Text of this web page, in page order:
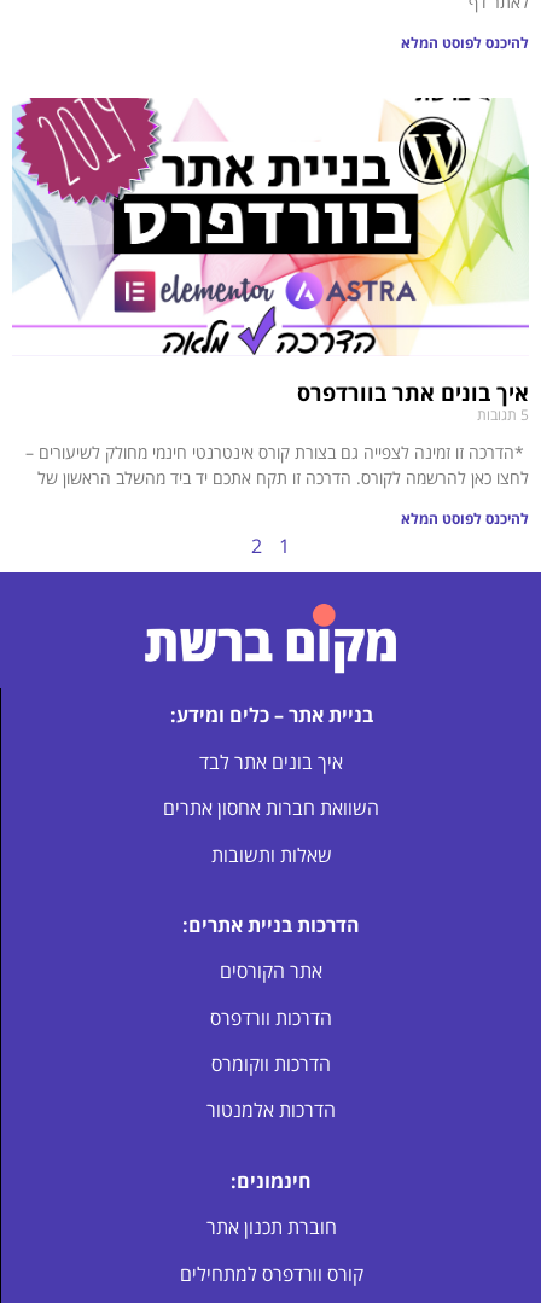
להיכנס לפוסט המלא
איך בונים אתר בוורדפרס
5 תגובות
*הדרכה זו זמינה לצפייה גם בצורת קורס אינטרנטי חינמי מחולק לשיעורים –
לחצו כאן להרשמה לקורס. הדרכה זו תקח אתכם יד ביד מהשלב הראשון של
להיכנס לפוסט המלא
1
2
בניית אתר – כלים ומידע:
איך בונים אתר לבד
השוואת חברות אחסון אתרים
שאלות ותשובות
הדרכות בניית אתרים:
אתר הקורסים
הדרכות וורדפרס
הדרכות ווקומרס
הדרכות אלמנטור
חינמונים:
חוברת תכנון אתר
קורס וורדפרס למתחילים